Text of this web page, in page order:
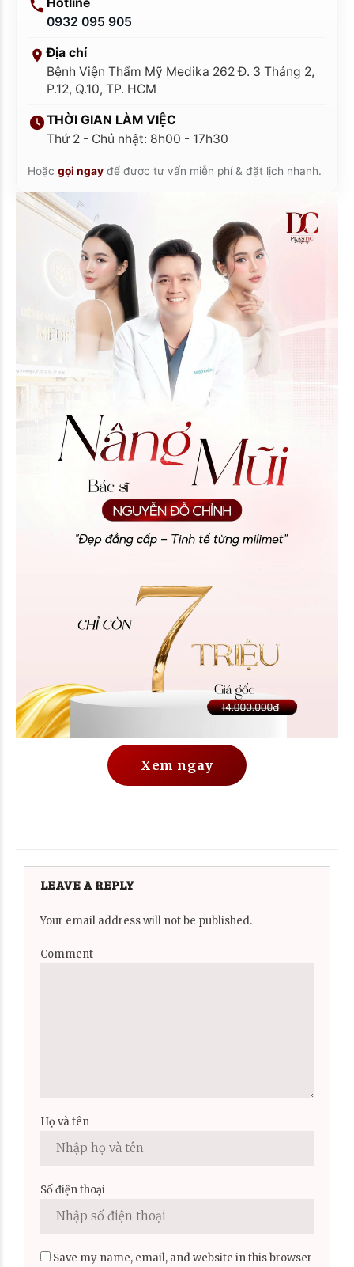
0932 095 905
Địa chỉ
Bệnh Viện Thẩm Mỹ Medika 262 Đ. 3 Tháng 2,
P.12, Q.10, TP. HCM
THỜI GIAN LÀM VIỆC
Thứ 2 - Chủ nhật: 8h00 - 17h30
Hoặc gọi ngay để được tư vấn miễn phí & đặt lịch nhanh.
Xem ngay
LEAVE A REPLY
Your email address will not be published.
Comment
Họ và tên
Số điện thoại
Save my name, email, and website in this browser